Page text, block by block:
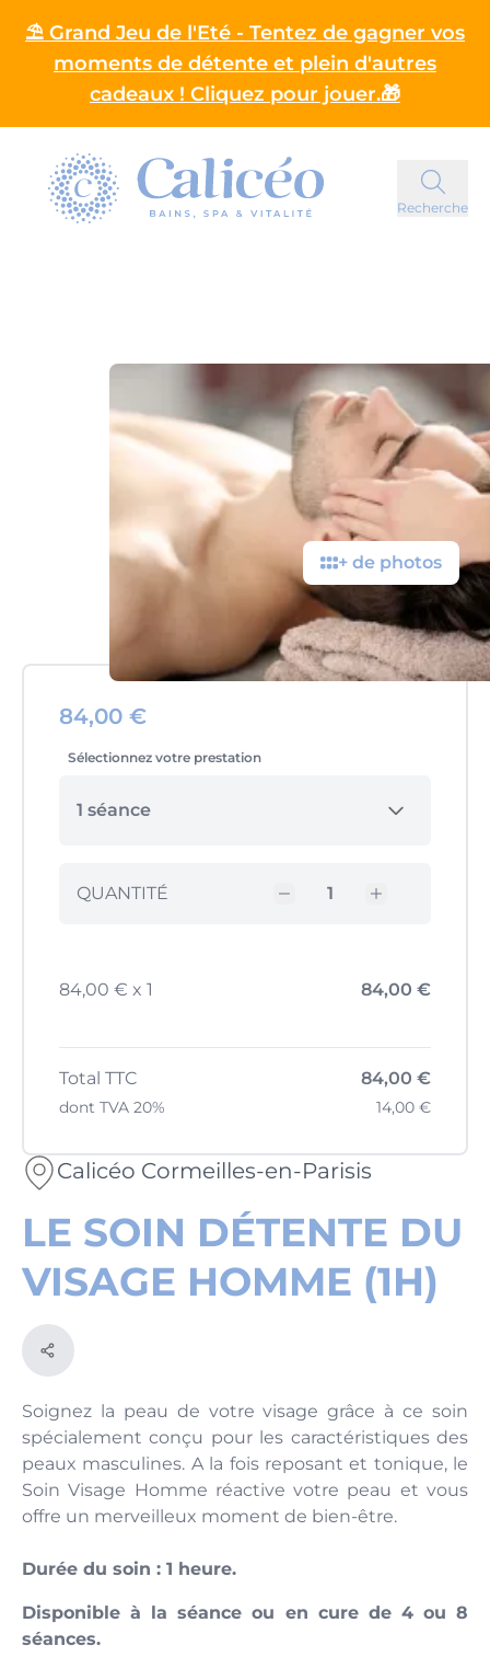
⛱️ Grand Jeu de l'Eté - Tentez de gagner vos
moments de détente et plein d'autres
cadeaux ! Cliquez pour jouer.🎁
Homepage Recherche
+ de photos
Calicéo Cormeilles-en-Parisis
LE SOIN DÉTENTE DU
VISAGE HOMME (1H)
Soignez la peau de votre visage grâce à ce soin
spécialement conçu pour les caractéristiques des
peaux masculines. A la fois reposant et tonique, le
Soin Visage Homme réactive votre peau et vous
offre un merveilleux moment de bien-être.
Durée du soin : 1 heure.
Disponible à la séance ou en cure de 4 ou 8
séances.
84,00 €
Sélectionnez votre prestation
1 séance
QUANTITÉ
84,00 € x 1 84,00 €
Total TTC 84,00 €
dont TVA 20% 14,00 €